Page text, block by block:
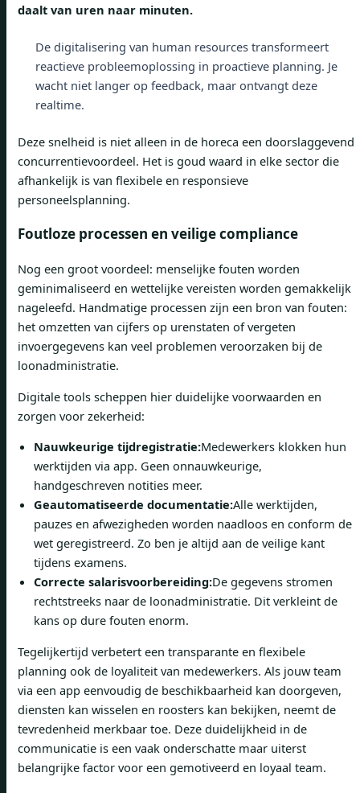
daalt van uren naar minuten.
De digitalisering van human resources transformeert
reactieve probleemoplossing in proactieve planning. Je
wacht niet langer op feedback, maar ontvangt deze
realtime.
Deze snelheid is niet alleen in de horeca een doorslaggevend
concurrentievoordeel. Het is goud waard in elke sector die
afhankelijk is van flexibele en responsieve
personeelsplanning.
Foutloze processen en veilige compliance
Nog een groot voordeel: menselijke fouten worden
geminimaliseerd en wettelijke vereisten worden gemakkelijk
nageleefd. Handmatige processen zijn een bron van fouten:
het omzetten van cijfers op urenstaten of vergeten
invoergegevens kan veel problemen veroorzaken bij de
loonadministratie.
Digitale tools scheppen hier duidelijke voorwaarden en
zorgen voor zekerheid:
Nauwkeurige tijdregistratie:Medewerkers klokken hun
werktijden via app. Geen onnauwkeurige,
handgeschreven notities meer.
Geautomatiseerde documentatie:Alle werktijden,
pauzes en afwezigheden worden naadloos en conform de
wet geregistreerd. Zo ben je altijd aan de veilige kant
tijdens examens.
Correcte salarisvoorbereiding:De gegevens stromen
rechtstreeks naar de loonadministratie. Dit verkleint de
kans op dure fouten enorm.
Tegelijkertijd verbetert een transparante en flexibele
planning ook de loyaliteit van medewerkers. Als jouw team
via een app eenvoudig de beschikbaarheid kan doorgeven,
diensten kan wisselen en roosters kan bekijken, neemt de
tevredenheid merkbaar toe. Deze duidelijkheid in de
communicatie is een vaak onderschatte maar uiterst
belangrijke factor voor een gemotiveerd en loyaal team.